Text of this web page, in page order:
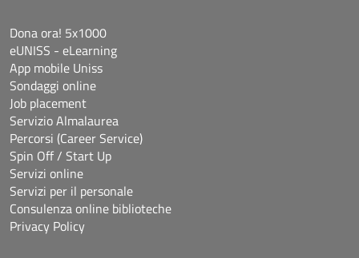
Dona ora! 5x1000
eUNISS - eLearning
App mobile Uniss
Sondaggi online
Job placement
Servizio Almalaurea
Percorsi (Career Service)
Spin Off / Start Up
Servizi online
Servizi per il personale
Consulenza online biblioteche
Privacy Policy